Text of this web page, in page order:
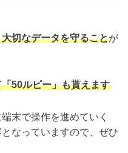
切なデータを守ることが
50ルビー」も貰えます
末で操作を進めていく
なっていますので、ぜひ